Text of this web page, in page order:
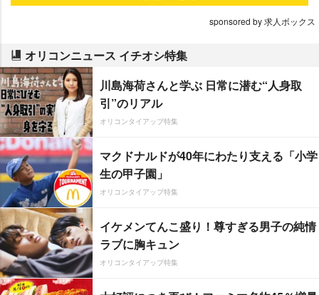
sponsored by 求人ボックス
オリコンニュース イチオシ特集
川島海荷さんと学ぶ 日常に潜む“人身取
引”のリアル
オリコンタイアップ特集
マクドナルドが40年にわたり支える「小学
生の甲子園」
オリコンタイアップ特集
イケメンてんこ盛り！尊すぎる男子の純情
ラブに胸キュン
オリコンタイアップ特集